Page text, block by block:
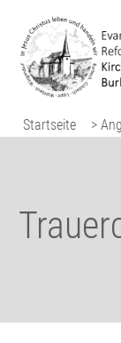
Startseite >